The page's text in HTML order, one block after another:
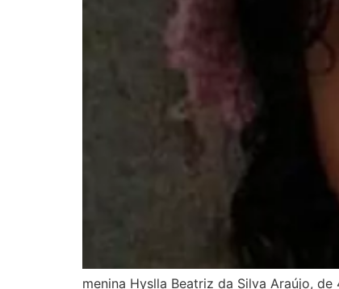
menina Hyslla Beatriz da Silva Araújo,